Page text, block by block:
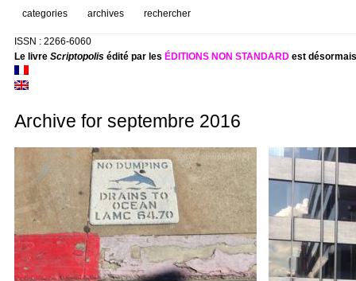
categories archives rechercher
ISSN : 2266-6060
Le livre Scriptopolisédité par les ÉDITIONS NON STANDARDest
Archive for septembre 2016